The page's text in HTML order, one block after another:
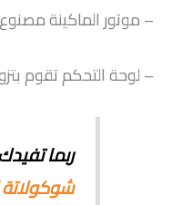
– موتور الماكينة مصنوع
– لوحة التحكم تقوم
ربما